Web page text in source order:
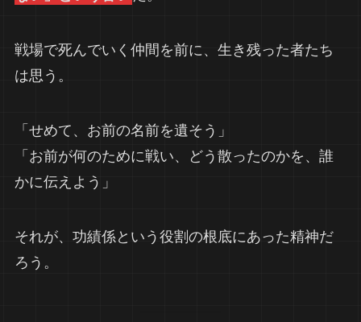
戦場で死んでいく仲間を前に、生き残った者たち
は思う。
「せめて、お前の名前を遺そう」
「お前が何のために戦い、どう散ったのかを、誰
かに伝えよう」
それが、功績係という役割の根底にあった精神だ
ろう。